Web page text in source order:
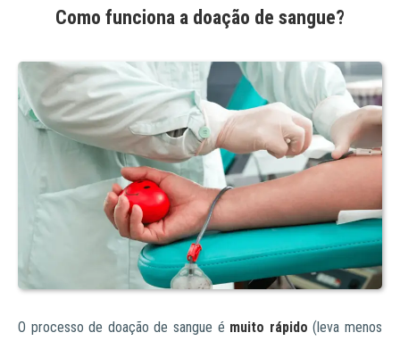
Como funciona a doação de sangue?
O processo de doação de sangue é muito rápido (leva menos